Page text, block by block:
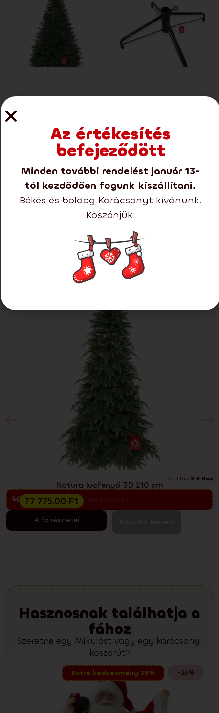
Bemutatjuk a 2025-es
prémium fák új
kollekcióját!
Nem hibázhat egyik termékünkkel sem.
Szállítás: 2-3 Nap
Natura lucfenyő 3D 210 cm
Előkarácsonyi kiárusítás
103 700.00 Ft
77 775.00 Ft
A fa részletei
Hasznosnak találhatja a
fához
Szeretne egy Mikulást vagy egy karácsonyi
koszorút?
-26%
Extra kedvezmény 25%
Az értékesítés
befejeződött
Minden további rendelést január 13-
tól kezdődően fogunk kiszállítani.
Békés és boldog Karácsonyt kívánunk.
Köszönjük.